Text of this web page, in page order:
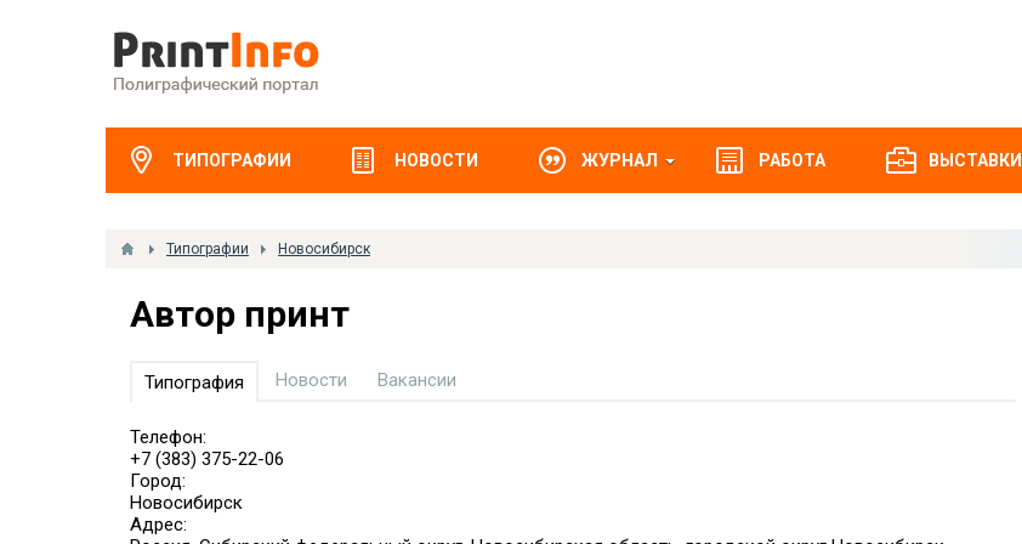
ТИПОГРАФИИ НОВОСТИ ЖУРНАЛ РАБОТА ВЫСТАВКИ
Типографии Новосибирск
Автор принт
Типография Новости Вакансии
Телефон:
+7 (383) 375-22-06
Город:
Новосибирск
Адрес: